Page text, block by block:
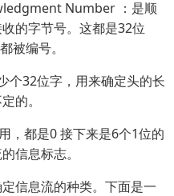
Number ：是顺
的字节号。这都是32位
被编号。
个32位字，用来确定头的长
的。
，都是0 接下来是6个1位的
信息标志。
信息流的种类。下面是一